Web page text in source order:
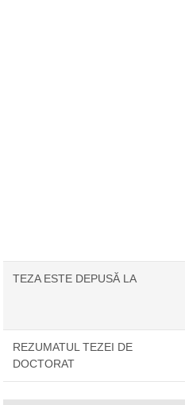
TEZA ESTE DEPUSĂ LA
REZUMATUL TEZEI DE
DOCTORAT